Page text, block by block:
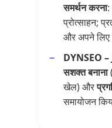
समर्थन करना:
प्रोत्साहन;
और अपने लिए
DYNSEO –
सशक्त बनाना
खेल) और
समायोजन